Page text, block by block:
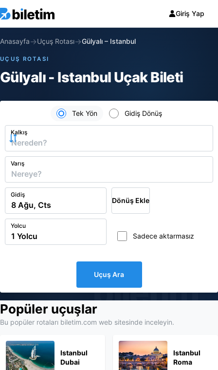
Giriş Yap
biletim
Anasayfa→Uçuş Rotası→Gülyalı – Istanbul
UÇUŞ ROTASI
Gülyalı - Istanbul Uçak Bileti
Tek Yön Gidiş Dönüş
Kalkış
Varış
Gidiş
Dönüş Ekle
Yolcu
Sadece aktarmasız
Uçuş Ara
Popüler uçuşlar
Bu popüler rotaları biletim.com web sitesinde inceleyin.
Istanbul
Dubai
Istanbul
Roma